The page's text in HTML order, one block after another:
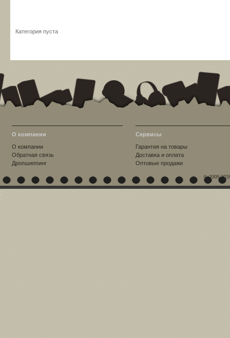
Категория пуста
О компании
О компании
Обратная связь
Дропшиппинг
Сервисы
Гарантия на товары
Доставка и оплата
Оптовые продажи
© 2009-